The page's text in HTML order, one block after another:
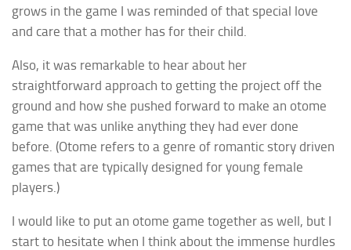
grows in the game I was reminded of that special love
and care that a mother has for their child.
Also, it was remarkable to hear about her
straightforward approach to getting the project off the
ground and how she pushed forward to make an otome
game that was unlike anything they had ever done
before. (Otome refers to a genre of romantic story driven
games that are typically designed for young female
players.)
I would like to put an otome game together as well, but I
start to hesitate when I think about the immense hurdles